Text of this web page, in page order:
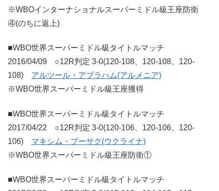
※WBOインターナショナルスーパーミドル級王座防衛
④(のちに返上)
■WBO世界スーパーミドル級タイトルマッチ
2016/04/09 ○12R判定 3-0(120-108、120-108、120-
108) アルツール・アブラハム(アルメニア)
※WBO世界スーパーミドル級王座獲得
■WBO世界スーパーミドル級タイトルマッチ
2017/04/22 ○12R判定 3-0(120-106、120-106、120-
106) マキシム・ブーサク(ウクライナ)
※WBO世界スーパーミドル級王座防衛①
■WBO世界スーパーミドル級タイトルマッチ